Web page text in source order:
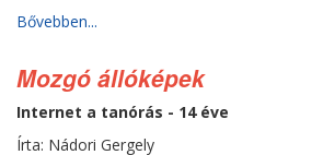
Bővebben...
Mozgó állóképek
Internet a tanórás - 14 éve
Írta: Nádori Gergely